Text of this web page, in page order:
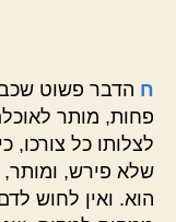
ח הדבר פשוט
פחות, מותר
לצלותו כל צורכו,
שלא פירש,
הוא. ואין לחוש